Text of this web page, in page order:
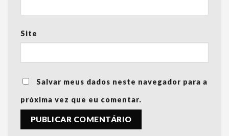
Site
Salvar meus dados neste navegador para a
próxima vez que eu comentar.